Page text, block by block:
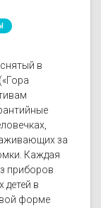
в
за
Каждая
приборов
в
форме